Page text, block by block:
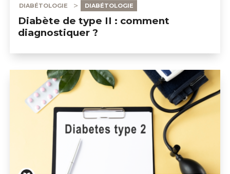
DIABÉTOLOGIE DIABÉTOLOGIE
Diabète de type II : comment
diagnostiquer ?